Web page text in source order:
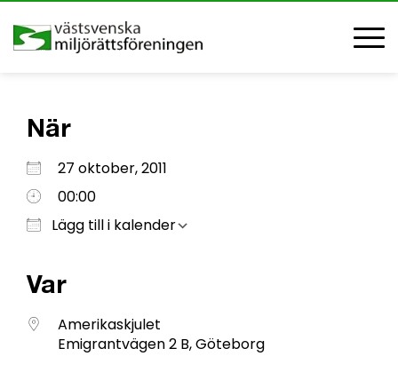
När
27 oktober, 2011
00:00
Lägg till i kalender
Ladda ner ICS
Var
Amerikaskjulet
Emigrantvägen 2 B, Göteborg